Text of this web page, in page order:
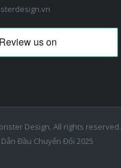
Design. All rights reserved.
Dẫn Đầu Chuyển Đổi 2025